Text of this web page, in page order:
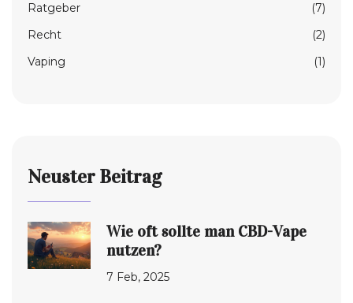
Ratgeber
(7)
Recht
(2)
Vaping
(1)
Neuster Beitrag
Wie oft sollte man CBD-Vape
nutzen?
7 Feb, 2025